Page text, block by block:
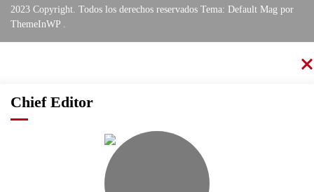
2023 Copyright. Todos los derechos reservados Tema: Default Mag por
ThemeInWP
Chief Editor